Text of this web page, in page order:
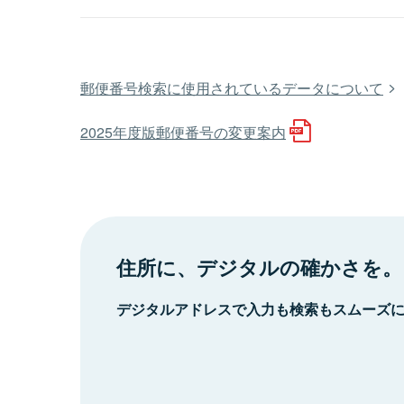
郵便番号検索に使用されているデータについて
2025年度版郵便番号の変更案内
住所に、デジタルの確かさを。
デジタルアドレスで入力も検索もスムーズ